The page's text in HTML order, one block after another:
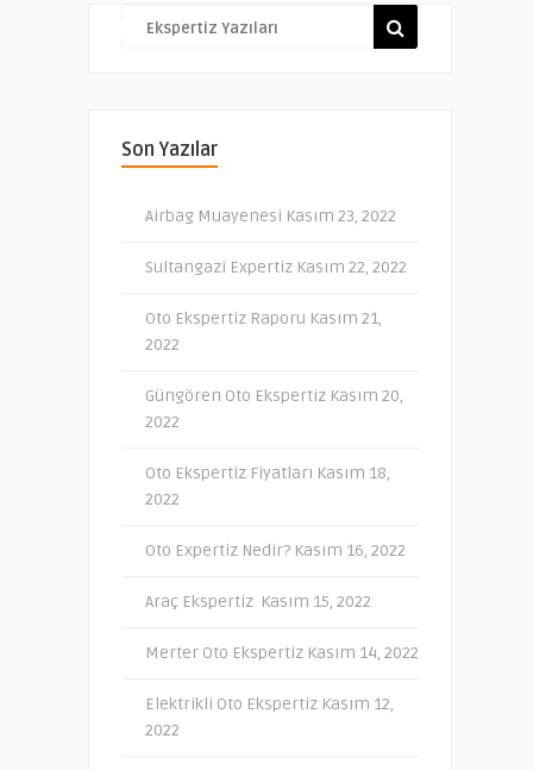
Son Yazılar
Airbag Muayenesi Kasım 23, 2022
Sultangazi Expertiz Kasım 22, 2022
Oto Ekspertiz Raporu Kasım 21,
2022
Güngören Oto Ekspertiz Kasım 20,
2022
Oto Ekspertiz Fiyatları Kasım 18,
2022
Oto Expertiz Nedir? Kasım 16, 2022
Araç Ekspertiz Kasım 15, 2022
Merter Oto Ekspertiz Kasım 14, 2022
Elektrikli Oto Ekspertiz Kasım 12,
2022